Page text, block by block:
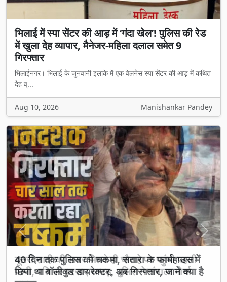
भिलाई में स्पा सेंटर की आड़ में ‘गंदा खेल’! पुलिस की रेड
में खुला देह व्यापार, मैनेजर-महिला दलाल समेत 9
गिरफ्तार
भिलाईनगर। भिलाई के जुनवानी इलाके में एक वेलनेस स्पा सेंटर की आड़ में कथित
देह व्...
Aug 10, 2026 Manishankar Pandey
दूसरी शादी की खबर मिलते ही चौराहे पर पहुंची पहली
पत्नी, पति पर बरसाए थप्पड़, पुलिस ने संभाला मोर्चा
Previous Next